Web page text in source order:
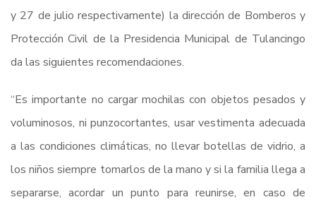
y 27 de julio respectivamente) la dirección de Bomberos y
Protección Civil de la Presidencia Municipal de Tulancingo
da las siguientes recomendaciones.
“Es importante no cargar mochilas con objetos pesados y
voluminosos, ni punzocortantes, usar vestimenta adecuada
a las condiciones climáticas, no llevar botellas de vidrio, a
los niños siempre tomarlos de la mano y si la familia llega a
separarse, acordar un punto para reunirse, en caso de